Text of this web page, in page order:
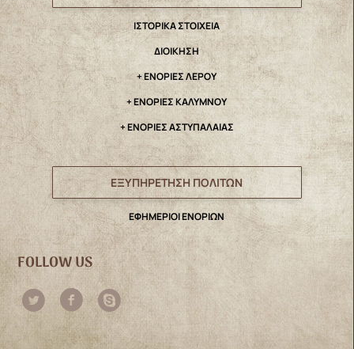
IΣΤΟΡΙΚΑ ΣΤΟΙΧΕΙΑ
ΔΙΟΙΚΗΣΗ
+ ΕΝΟΡΙΕΣ ΛΕΡΟΥ
+ ΕΝΟΡΙΕΣ ΚΑΛΥΜΝΟΥ
+ ΕΝΟΡΙΕΣ ΑΣΤΥΠΑΛΑΙΑΣ
ΕΞΥΠΗΡΕΤΗΣΗ ΠΟΛΙΤΩΝ
ΕΦΗΜΕΡΙΟΙ ΕΝΟΡΙΩΝ
FOLLOW US